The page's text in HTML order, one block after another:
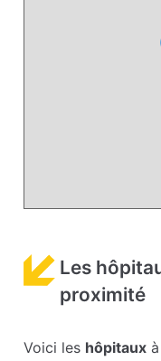
Les
proximité
Voici les hôpitaux